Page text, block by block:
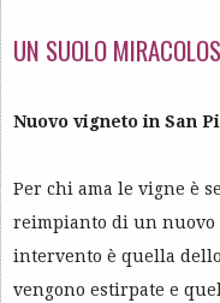
UN SUOLO
Nuovo vigneto in San
Per chi ama le vigne è
reimpianto di un nuovo
intervento è quella
vengono estirpate e